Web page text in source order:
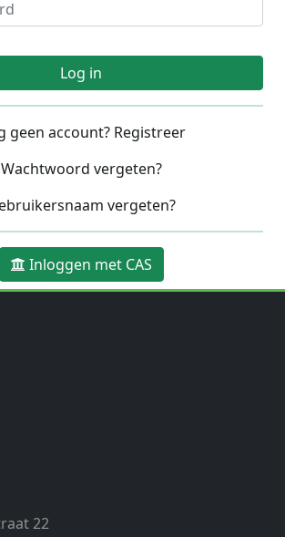
Log in
geen account? Registreer
Wachtwoord vergeten?
vergeten?
Inloggen met CAS
22